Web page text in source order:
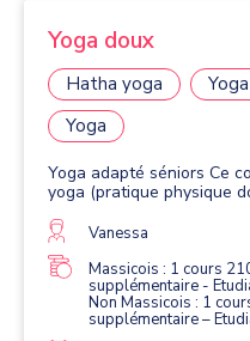
Yoga doux
Hatha yoga
Yoga
Yoga adapté séniors Ce cours alterne 1 fois sur 2 hatha
yoga (pratique physique
Vanessa
Massicois : 1 cours
supplémentaire -
Non Massicois : 1
supplémentaire –